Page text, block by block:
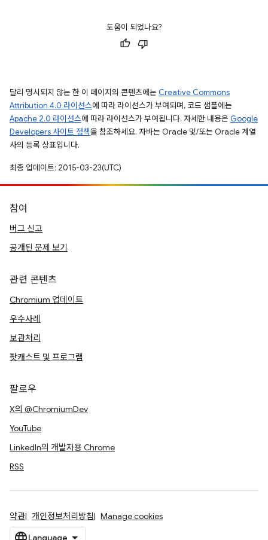
도움이 되었나요?
달리 명시되지 않는 한 이 페이지의 콘텐츠에는 Creative Commons
Attribution 4.0 라이선스에 따라 라이선스가 부여되며, 코드 샘플에는
Apache 2.0 라이선스에 따라 라이선스가 부여됩니다. 자세한 내용은 Google
Developers 사이트 정책을 참조하세요. 자바는 Oracle 및/또는 Oracle 계열
사의 등록 상표입니다.
최종 업데이트: 2015-03-23(UTC)
참여
버그 신고
공개된 문제 보기
관련 콘텐츠
Chromium 업데이트
우수사례
보관처리
팟캐스트 및 프로그램
팔로우
X의 @ChromiumDev
YouTube
LinkedIn의 개발자용 Chrome
RSS
약관 개인정보처리방침 Manage cookies